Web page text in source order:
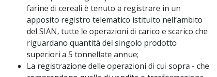
farine di cereali è tenuto a registrare in un
apposito registro telematico istituito nell’ambito
del SIAN, tutte le operazioni di carico e scarico che
riguardano quantità del singolo prodotto
superiori a 5 tonnellate annue;
La registrazione delle operazioni di cui sopra - che